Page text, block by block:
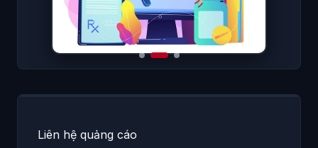
Liên hệ quảng cáo